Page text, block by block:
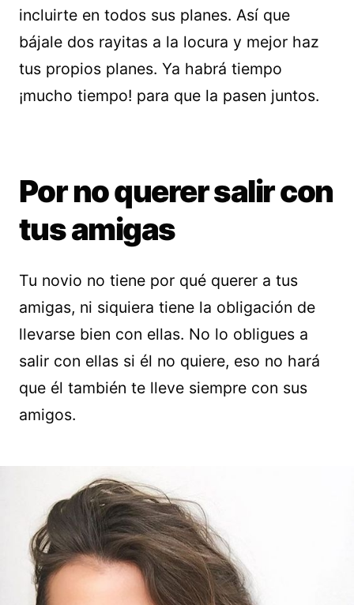
incluirte en todos sus planes. Así que
bájale dos rayitas a la locura y mejor haz
tus propios planes. Ya habrá tiempo
¡mucho tiempo! para que la pasen juntos.
Por no querer salir con
tus amigas
Tu novio no tiene por qué querer a tus
amigas, ni siquiera tiene la obligación de
llevarse bien con ellas. No lo obligues a
salir con ellas si él no quiere, eso no hará
que él también te lleve siempre con sus
amigos.